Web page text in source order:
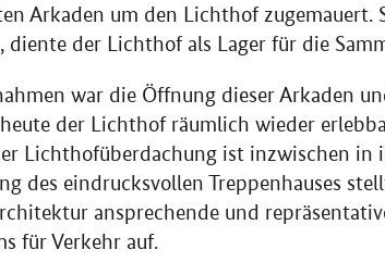
Arkaden um den Lichthof zugemauert.
der Lichthof als Lager für die
war die Öffnung dieser Arkaden
der Lichthof räumlich wieder
Lichthofüberdachung ist inzwischen in
des eindrucksvollen Treppenhauses
ansprechende und
für Verkehr auf.